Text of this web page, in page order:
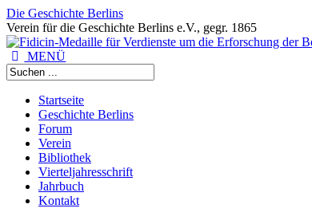
Die Geschichte Berlins
Verein für die Geschichte Berlins e.V., gegr. 1865
MENÜ
Startseite
Geschichte Berlins
Forum
Verein
Bibliothek
Vierteljahresschrift
Jahrbuch
Kontakt